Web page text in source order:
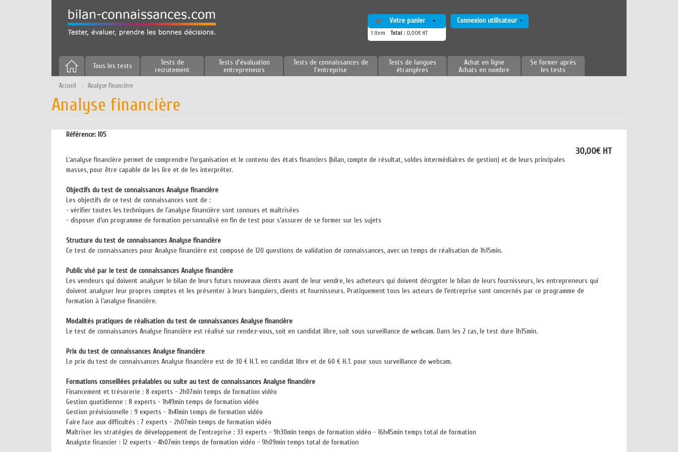
Tous les tests
Tests de
recrutement
Tests d'évaluation
entrepreneurs
Tests de connaissances de
l'entreprise
Tests de langues
étrangères
Achat en ligne
Achats en nombre
Se former après
les tests
Votre panier
1 Item Total : 0,00€ HT
Connexion utilisateur
Accueil Analyse financière
Analyse financière
Référence: I05
30,00€ HT
L’analyse financière permet de comprendre l’organisation et le contenu des états financiers (bilan, compte de résultat, soldes intermédiaires de gestion) et de leurs principales
masses, pour être capable de les lire et de les interpréter.
Objectifs du test de connaissances Analyse financière
Les objectifs de ce test de connaissances sont de :
- vérifier toutes les techniques de l’analyse financière sont connues et maîtrisées
- disposer d’un programme de formation personnalisé en fin de test pour s’assurer de se former sur les sujets
Structure du test de connaissances Analyse financière
Ce test de connaissances pour Analyse financière est composé de 120 questions de validation de connaissances, avec un temps de réalisation de 1h15min.
Public visé par le test de connaissances Analyse financière
Les vendeurs qui doivent analyser le bilan de leurs futurs nouveaux clients avant de leur vendre, les acheteurs qui doivent décrypter le bilan de leurs fournisseurs, les entrepreneurs qui
doivent analyser leur propres comptes et les présenter à leurs banquiers, clients et fournisseurs. Pratiquement tous les acteurs de l’entreprise sont concernés par ce programme de
formation à l’analyse financière.
Modalités pratiques de réalisation du test de connaissances Analyse financière
Le test de connaissances Analyse financière est réalisé sur rendez-vous, soit en candidat libre, soit sous surveillance de webcam. Dans les 2 cas, le test dure 1h15min.
Prix du test de connaissances Analyse financière
Le prix du test de connaissances Analyse financière est de 30 € H.T. en candidat libre et de 60 € H.T. pour sous surveillance de webcam.
Formations conseillées préalables ou suite au test de connaissances Analyse financière
Financement et trésorerie : 8 experts - 2h07min temps de formation vidéo
Gestion quotidienne : 8 experts - 1h49min temps de formation vidéo
Gestion prévisionnelle : 9 experts - 1h41min temps de formation vidéo
Faire face aux difficultés : 7 experts - 2h07min temps de formation vidéo
Maîtriser les stratégies de développement de l'entreprise : 33 experts - 9h30min temps de formation vidéo - 16h45min temps total de formation
Analyste financier : 12 experts - 4h07min temps de formation vidéo - 9h09min temps total de formation